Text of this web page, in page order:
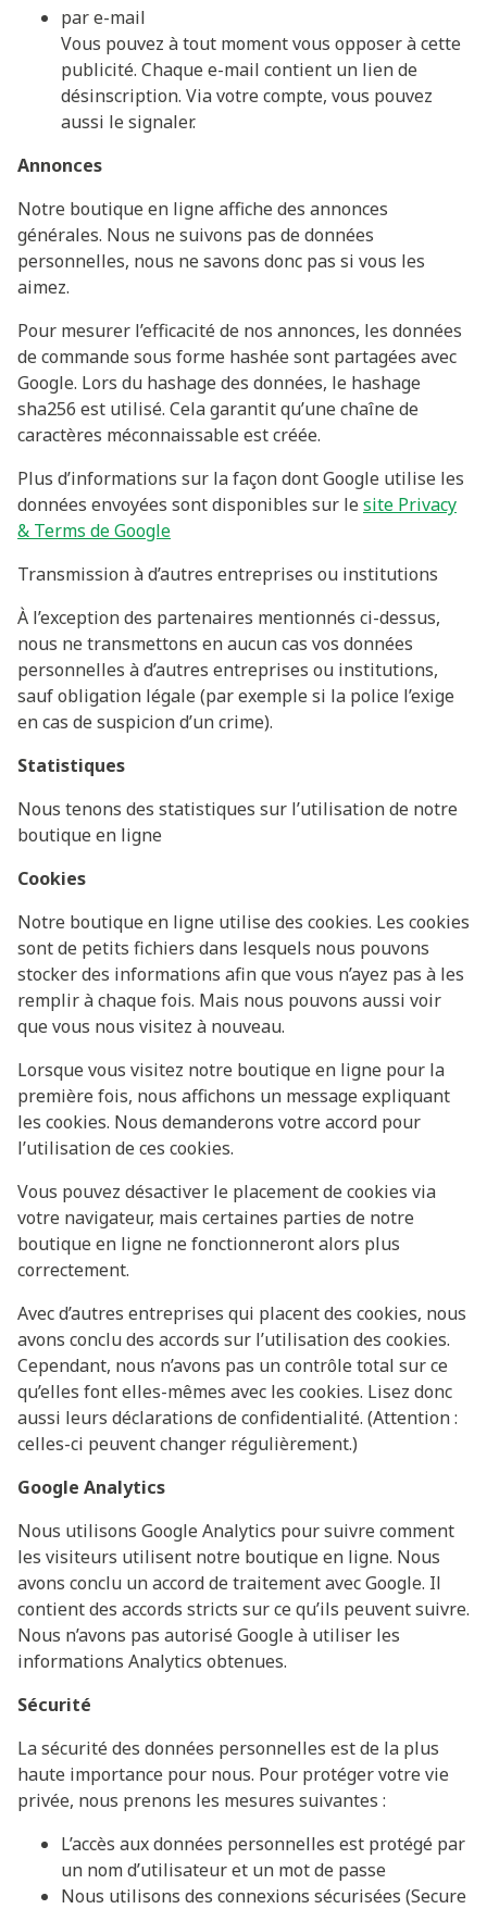
par e-mail
Vous pouvez à tout moment vous opposer à cette
publicité. Chaque e-mail contient un lien de
désinscription. Via votre compte, vous pouvez
aussi le signaler.
Annonces
Notre boutique en ligne affiche des annonces
générales. Nous ne suivons pas de données
personnelles, nous ne savons donc pas si vous les
aimez.
Pour mesurer l’efficacité de nos annonces, les données
de commande sous forme hashée sont partagées avec
Google. Lors du hashage des données, le hashage
sha256 est utilisé. Cela garantit qu’une chaîne de
caractères méconnaissable est créée.
Plus d’informations sur la façon dont Google utilise les
données envoyées sont disponibles sur lesite Privacy
& Terms de Google
Transmission à d’autres entreprises ou institutions
À l’exception des partenaires mentionnés ci-dessus,
nous ne transmettons en aucun cas vos données
personnelles à d’autres entreprises ou institutions,
sauf obligation légale (par exemple si la police l’exige
en cas de suspicion d’un crime).
Statistiques
Nous tenons des statistiques sur l’utilisation de notre
boutique en ligne
Cookies
Notre boutique en ligne utilise des cookies. Les cookies
sont de petits fichiers dans lesquels nous pouvons
stocker des informations afin que vous n’ayez pas à les
remplir à chaque fois. Mais nous pouvons aussi voir
que vous nous visitez à nouveau.
Lorsque vous visitez notre boutique en ligne pour la
première fois, nous affichons un message expliquant
les cookies. Nous demanderons votre accord pour
l’utilisation de ces cookies.
Vous pouvez désactiver le placement de cookies via
votre navigateur, mais certaines parties de notre
boutique en ligne ne fonctionneront alors plus
correctement.
Avec d’autres entreprises qui placent des cookies, nous
avons conclu des accords sur l’utilisation des cookies.
Cependant, nous n’avons pas un contrôle total sur ce
qu’elles font elles-mêmes avec les cookies. Lisez donc
aussi leurs déclarations de confidentialité. (Attention :
celles-ci peuvent changer régulièrement.)
Google Analytics
Nous utilisons Google Analytics pour suivre comment
les visiteurs utilisent notre boutique en ligne. Nous
avons conclu un accord de traitement avec Google. Il
contient des accords stricts sur ce qu’ils peuvent suivre.
Nous n’avons pas autorisé Google à utiliser les
informations Analytics obtenues.
Sécurité
La sécurité des données personnelles est de la plus
haute importance pour nous. Pour protéger votre vie
privée, nous prenons les mesures suivantes :
L’accès aux données personnelles est protégé par
un nom d’utilisateur et un mot de passe
Nous utilisons des connexions sécurisées (Secure